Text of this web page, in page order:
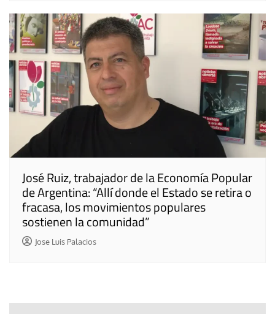
José Ruiz, trabajador de la Economía Popular
de Argentina: “Allí donde el Estado se retira o
fracasa, los movimientos populares
sostienen la comunidad”
Jose Luis Palacios